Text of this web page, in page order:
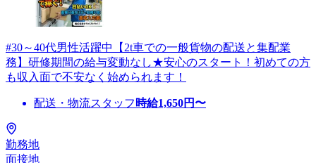
#30～40代男性活躍中【2t車での一般貨物の配送と集配業
務】研修期間の給与変動なし★安心のスタート！初めての方
も収入面で不安なく始められます！
配送・物流スタッフ 時給1,650円〜
勤務地
面接地